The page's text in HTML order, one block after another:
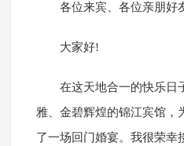
各位来宾、各位亲朋好
大家好!
在这天地合一的快乐日
雅、金碧辉煌的锦江宾馆
了一场回门婚宴。我很荣幸